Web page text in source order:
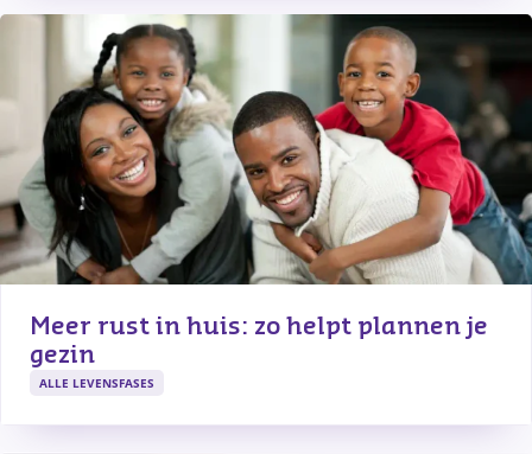
Meer rust in huis: zo helpt plannen je
gezin
ALLE LEVENSFASES